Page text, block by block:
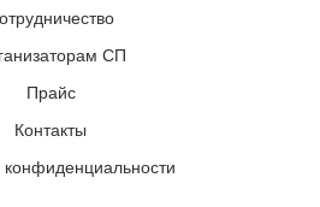
СП
Прайс
Контакты
конфиденциальности